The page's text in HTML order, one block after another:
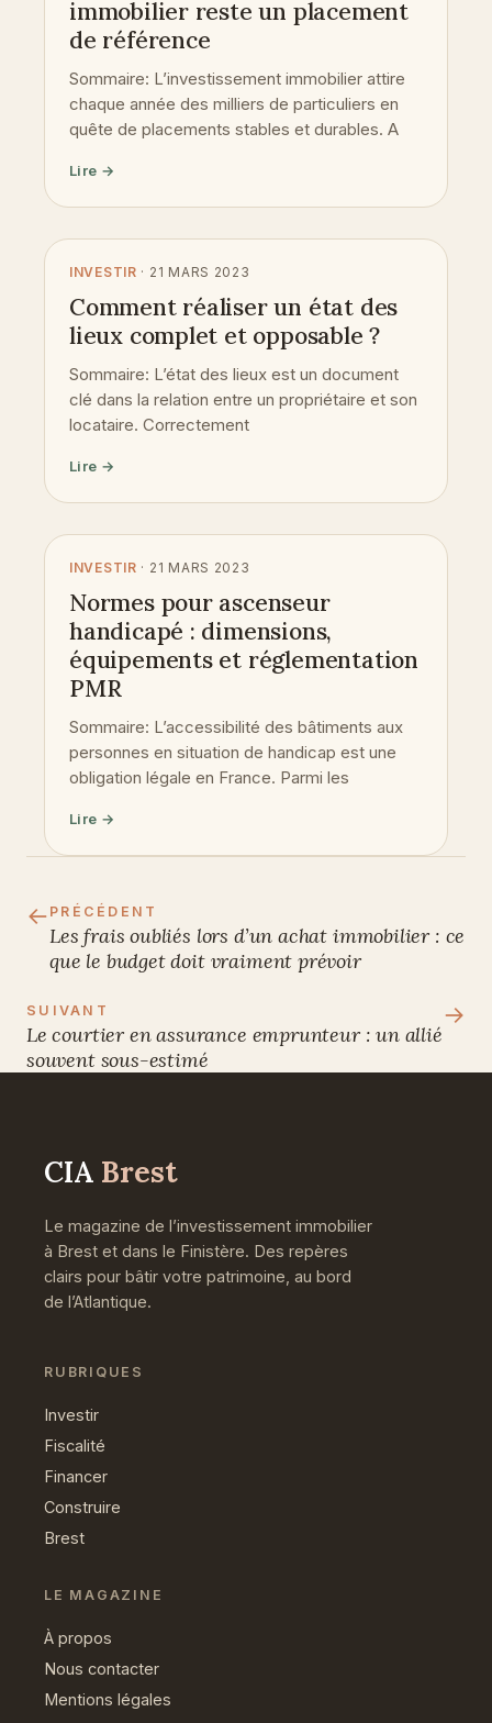
immobilier reste un placement
de référence
Sommaire: L’investissement immobilier attire
chaque année des milliers de particuliers en
quête de placements stables et durables. A
Lire →
INVESTIR · 21 MARS 2023
Comment réaliser un état des
lieux complet et opposable ?
Sommaire: L’état des lieux est un document
clé dans la relation entre un propriétaire et son
locataire. Correctement
Lire →
INVESTIR · 21 MARS 2023
Normes pour ascenseur
handicapé : dimensions,
équipements et réglementation
PMR
Sommaire: L’accessibilité des bâtiments aux
personnes en situation de handicap est une
obligation légale en France. Parmi les
Lire →
← PRÉCÉDENT
Les frais oubliés lors d’un achat immobilier : ce
que le budget doit vraiment prévoir
SUIVANT
Le courtier en assurance emprunteur : un allié
souvent sous-estimé
→
CIA Brest
Le magazine de l’investissement immobilier
à Brest et dans le Finistère. Des repères
clairs pour bâtir votre patrimoine, au bord
de l’Atlantique.
RUBRIQUES
Investir
Fiscalité
Financer
Construire
Brest
LE MAGAZINE
À propos
Nous contacter
Mentions légales